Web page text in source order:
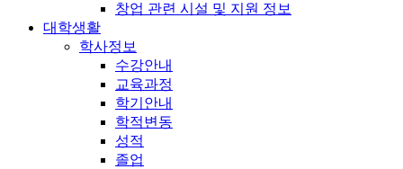
창업 관련 시설 및 지원 정보
대학생활
학사정보
수강안내
교육과정
학기안내
학적변동
성적
졸업